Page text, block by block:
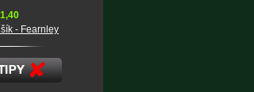
- Fearnley